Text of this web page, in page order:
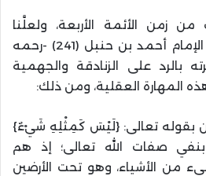
زمن الأئمة الأربعة، ولعلَّنا
نقمِّش من بينها مهارة الإمام أحمد بن حنبل (241) -رحمه
بالرد على الزنادقة والجهمية
المهارة العقلية، ومن ذلك:
بقوله تعالى: {لَيْسَ كَمِثْلِهِ شَيْءٌ}
بنفي صفات الله تعالى؛ إذ هم
من الأشياء، وهو تحت الأرضين